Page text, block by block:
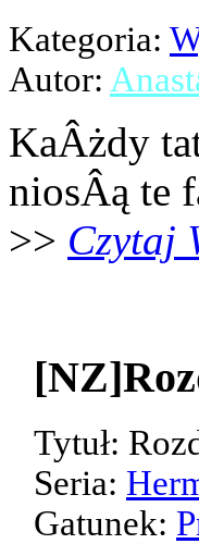
Kategoria:
Autor:
KaÂżdy
niosÂą te
>> Czytaj
Tytuł:
Seria:
Gatunek: